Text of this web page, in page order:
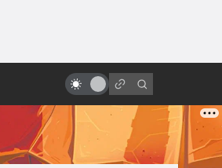
всё о фильмах серии